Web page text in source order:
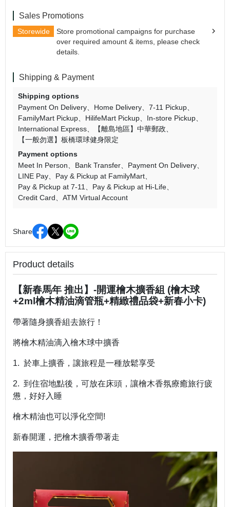
Sales Promotions
Storewide
Store promotional campaigns for purchase
over required amount & items, please check
details.
Shipping & Payment
Shipping options
Payment On Delivery
Home Delivery
7-11 Pickup
FamilyMart Pickup
HilifeMart Pickup
In-store Pickup
International Express
【離島地區】中華郵政
【一般勿選】板橋環球健身限定
Payment options
Meet In Person
Bank Transfer
Payment On Delivery
LINE Pay
Pay & Pickup at FamilyMart
Pay & Pickup at 7-11
Pay & Pickup at Hi-Life
Credit Card
ATM Virtual Account
Share
Product details
【新春馬年 推出】-開運檜木擴香組 (檜木球
+2ml檜木精油滴管瓶+精緻禮品袋+新春小卡)
帶著隨身擴香組去旅行！
將檜木精油滴入檜木球中擴香
1. 於車上擴香，讓旅程是一種放鬆享受
2. 到住宿地點後，可放在床頭，讓檜木香氛療癒旅行疲
憊，好好入睡
檜木精油也可以淨化空間!
新春開運，把檜木擴香帶著走